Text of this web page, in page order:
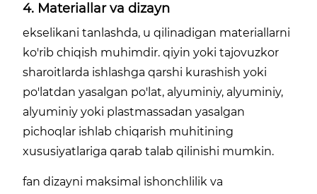
4. Materiallar va dizayn
ekselikani tanlashda, u qilinadigan materiallarni
ko'rib chiqish muhimdir. qiyin yoki tajovuzkor
sharoitlarda ishlashga qarshi kurashish yoki
po'latdan yasalgan po'lat, alyuminiy, alyuminiy,
alyuminiy yoki plastmassadan yasalgan
pichoqlar ishlab chiqarish muhitining
xususiyatlariga qarab talab qilinishi mumkin.
fan dizayni maksimal ishonchlilik va